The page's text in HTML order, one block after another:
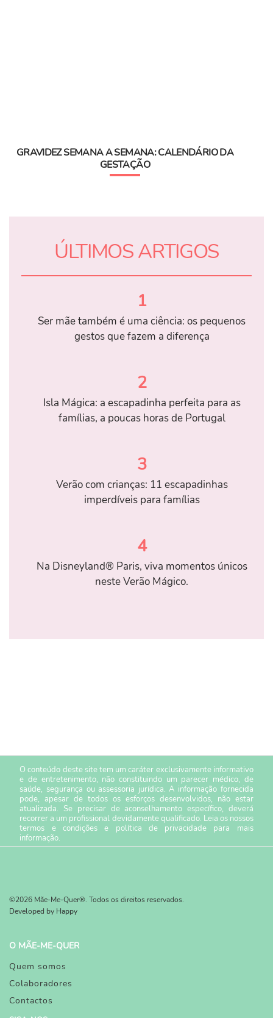
GRAVIDEZ SEMANA A SEMANA: CALENDÁRIO DA
GESTAÇÃO
ÚLTIMOS ARTIGOS
1
Ser mãe também é uma ciência: os pequenos
gestos que fazem a diferença
2
Isla Mágica: a escapadinha perfeita para as
famílias, a poucas horas de Portugal
3
Verão com crianças: 11 escapadinhas
imperdíveis para famílias
4
Na Disneyland® Paris, viva momentos únicos
neste Verão Mágico.
O conteúdo deste site tem um caráter exclusivamente informativo
e de entretenimento, não constituindo um parecer médico, de
saúde, segurança ou assessoria jurídica. A informação fornecida
pode, apesar de todos os esforços desenvolvidos, não estar
atualizada. Se precisar de aconselhamento específico, deverá
recorrer a um profissional devidamente qualificado. Leia os nossos
termos e condiçõese política de privacidade para mais
informação.
©2026 Mãe-Me-Quer®. Todos os direitos reservados.
Developed by Happy
O MÃE-ME-QUER
Quem somos
Colaboradores
Contactos